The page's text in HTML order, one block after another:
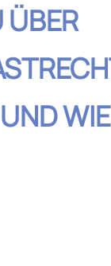
ÜBER